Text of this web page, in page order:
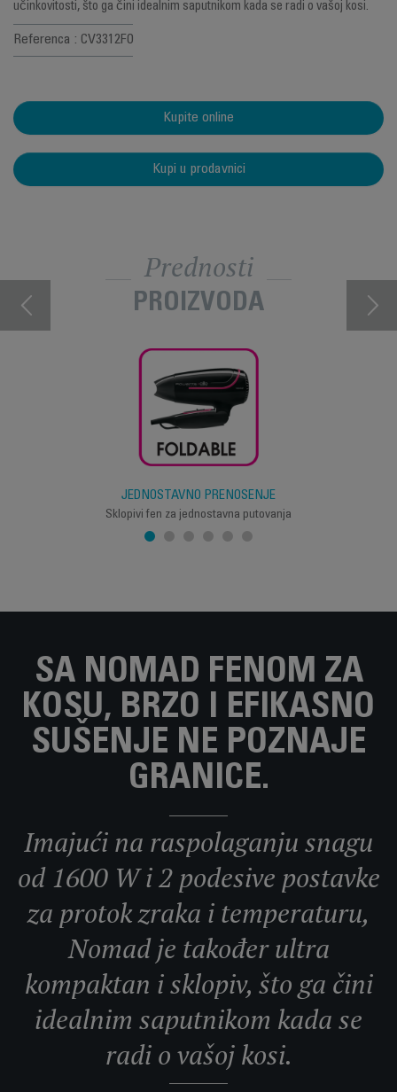
učinkovitosti, što ga čini idealnim saputnikom kada se radi o vašoj kosi.
Referenca : CV3312F0
Kupite online
Kupi u prodavnici
Prednosti
PROIZVODA
JEDNOSTAVNO PRENOŠENJE
Sklopivi fen za jednostavna putovanja
SA NOMAD FENOM ZA
KOSU, BRZO I EFIKASNO
SUŠENJE NE POZNAJE
GRANICE.
Imajući na raspolaganju snagu
od 1600 W i 2 podesive postavke
za protok zraka i temperaturu,
Nomad je također ultra
kompaktan i sklopiv, što ga čini
idealnim saputnikom kada se
radi o vašoj kosi.